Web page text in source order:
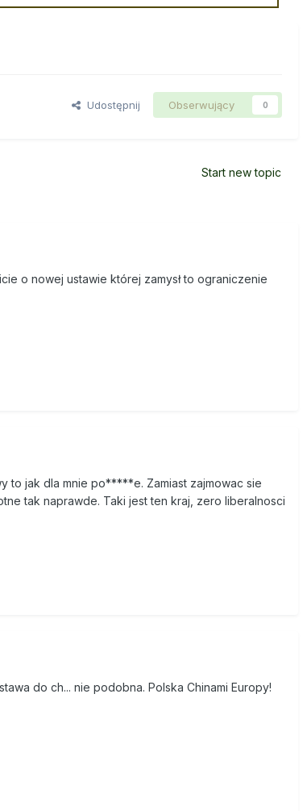
Udostępnij Obserwujący 0
Start new topic
o nowej ustawie której zamysł to ograniczenie
to jak dla mnie po*****e. Zamiast zajmowac sie
tak naprawde. Taki jest ten kraj, zero liberalnosci
do ch... nie podobna. Polska Chinami Europy!